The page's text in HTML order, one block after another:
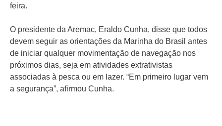
feira.
O presidente da Aremac, Eraldo Cunha, disse que todos
devem seguir as orientações da Marinha do Brasil antes
de iniciar qualquer movimentação de navegação nos
próximos dias, seja em atividades extrativistas
associadas à pesca ou em lazer. “Em primeiro lugar vem
a segurança”, afirmou Cunha.